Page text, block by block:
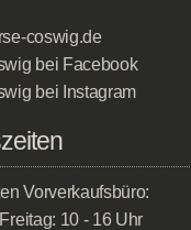
coswig.de
bei Facebook
bei Instagram
Vorverkaufsbüro:
10 - 16 Uhr